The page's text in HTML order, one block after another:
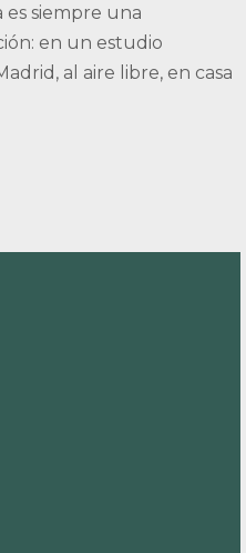
es siempre una
en un estudio
al aire libre, en casa